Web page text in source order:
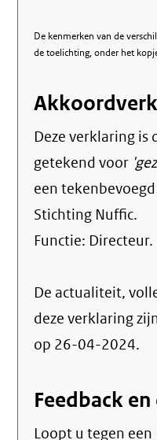
De kenmerken van de
de toelichting, onder het
Deze verklaring is
getekend voor
een
Stichting Nuffic.
Functie: Directeur.
De actualiteit,
deze verklaring
op 26-04-2024.
Feedback
Loopt u tegen een